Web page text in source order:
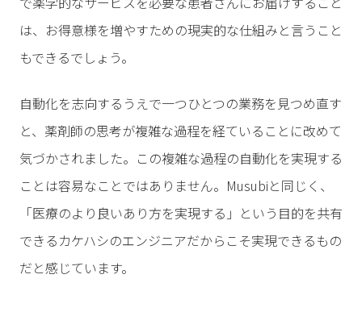
は、お得意様を増やすための現実的な仕組みと言うこと
もできるでしょう。
自動化を志向するうえで一つひとつの業務を見つめ直す
と、薬剤師の思考が複雑な過程を経ていることに改めて
気づかされました。この複雑な過程の自動化を実現する
ことは容易なことではありません。Musubiと同じく、
「医療のより良いあり方を実現する」という目的を共有
できるカケハシのエンジニアだからこそ実現できるもの
だと感じています。